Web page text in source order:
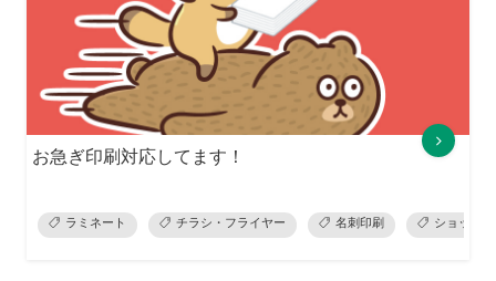
お急ぎ印刷対応してます！
ラミネート チラシ・フライヤー 名刺印刷 ショップ